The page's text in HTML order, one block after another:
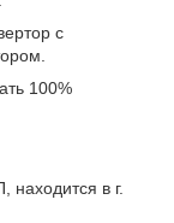
с
100%
в г.